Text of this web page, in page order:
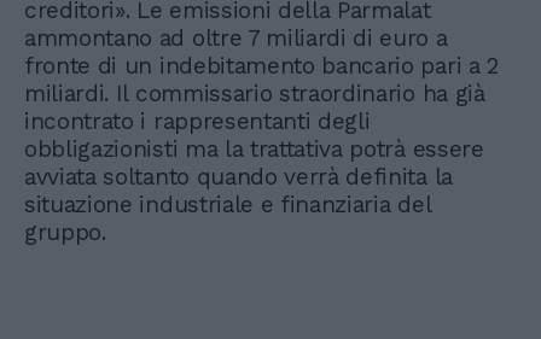
creditori». Le emissioni della Parmalat
ammontano ad oltre 7 miliardi di euro a
fronte di un indebitamento bancario pari a 2
miliardi. Il commissario straordinario ha già
incontrato i rappresentanti degli
obbligazionisti ma la trattativa potrà essere
avviata soltanto quando verrà definita la
situazione industriale e finanziaria del
gruppo.